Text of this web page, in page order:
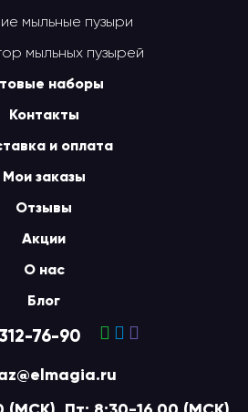
мыльные пузыри
мыльных пузырей
наборы
Контакты
и оплата
Мои заказы
Отзывы
Акции
О нас
Блог
76-90